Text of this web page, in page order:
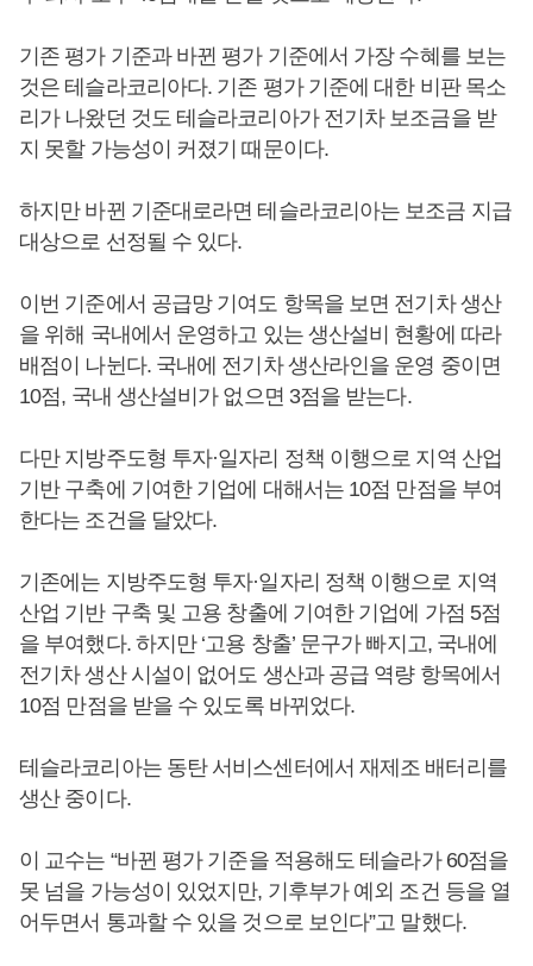
기존 평가 기준과 바뀐 평가 기준에서 가장 수혜를 보는
것은 테슬라코리아다. 기존 평가 기준에 대한 비판 목소
리가 나왔던 것도 테슬라코리아가 전기차 보조금을 받
지 못할 가능성이 커졌기 때문이다.
하지만 바뀐 기준대로라면 테슬라코리아는 보조금 지급
대상으로 선정될 수 있다.
이번 기준에서 공급망 기여도 항목을 보면 전기차 생산
을 위해 국내에서 운영하고 있는 생산설비 현황에 따라
배점이 나뉜다. 국내에 전기차 생산라인을 운영 중이면
10점, 국내 생산설비가 없으면 3점을 받는다.
다만 지방주도형 투자·일자리 정책 이행으로 지역 산업
기반 구축에 기여한 기업에 대해서는 10점 만점을 부여
한다는 조건을 달았다.
기존에는 지방주도형 투자·일자리 정책 이행으로 지역
산업 기반 구축 및 고용 창출에 기여한 기업에 가점 5점
을 부여했다. 하지만 ‘고용 창출’ 문구가 빠지고, 국내에
전기차 생산 시설이 없어도 생산과 공급 역량 항목에서
10점 만점을 받을 수 있도록 바뀌었다.
테슬라코리아는 동탄 서비스센터에서 재제조 배터리를
생산 중이다.
이 교수는 “바뀐 평가 기준을 적용해도 테슬라가 60점을
못 넘을 가능성이 있었지만, 기후부가 예외 조건 등을 열
어두면서 통과할 수 있을 것으로 보인다”고 말했다.